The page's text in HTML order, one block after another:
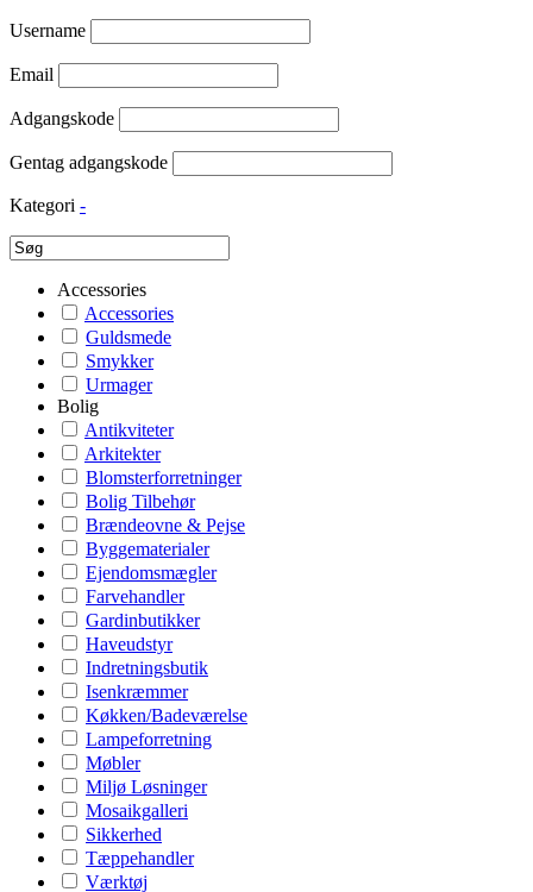
Username
Email
Adgangskode
Gentag adgangskode
Kategori -
Accessories
Accessories
Guldsmede
Smykker
Urmager
Bolig
Antikviteter
Arkitekter
Blomsterforretninger
Bolig Tilbehør
Brændeovne & Pejse
Byggematerialer
Ejendomsmægler
Farvehandler
Gardinbutikker
Haveudstyr
Indretningsbutik
Isenkræmmer
Køkken/Badeværelse
Lampeforretning
Møbler
Miljø Løsninger
Mosaikgalleri
Sikkerhed
Tæppehandler
Værktøj